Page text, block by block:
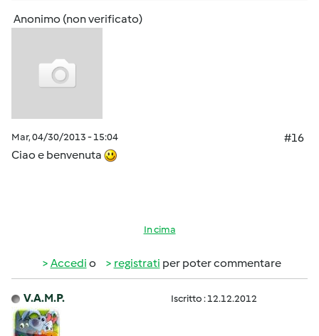
Anonimo (non verificato)
Mar, 04/30/2013 - 15:04
#16
Ciao e benvenuta
In cima
Accedi o registrati per poter commentare
V.A.M.P. Iscritto : 12.12.2012